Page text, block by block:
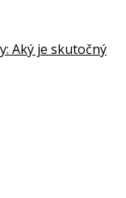
Aký je skutočný